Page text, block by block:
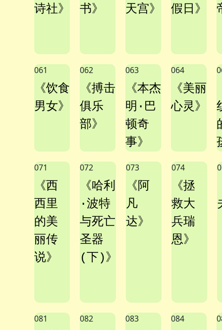
诗社》
书》
天宫》
假日》
061
《饮食
男女》
062
《搏击
俱乐
部》
063
《本杰
明·巴
顿奇
事》
064
《美丽
心灵》
071
《西
西里
的美
丽传
说》
072
《哈利
·波特
与死亡
圣器
(下)》
073
《阿
凡
达》
074
《拯
救大
兵瑞
恩》
081 082 083 084